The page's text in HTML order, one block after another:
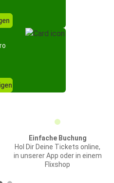
Einfache Buchung
Hol Dir Deine Tickets online,
in unserer App oder in einem
Flixshop